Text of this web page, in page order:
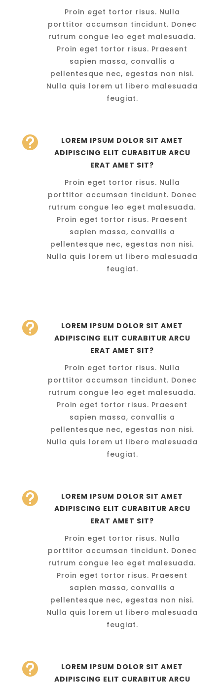
Proin eget tortor risus. Nulla
porttitor accumsan tincidunt. Donec
rutrum congue leo eget malesuada.
Proin eget tortor risus. Praesent
sapien massa, convallis a
pellentesque nec, egestas non nisi.
Nulla quis lorem ut libero malesuada
feugiat.

LOREM IPSUM DOLOR SIT AMET
ADIPISCING ELIT CURABITUR ARCU
ERAT AMET SIT?
Proin eget tortor risus. Nulla
porttitor accumsan tincidunt. Donec
rutrum congue leo eget malesuada.
Proin eget tortor risus. Praesent
sapien massa, convallis a
pellentesque nec, egestas non nisi.
Nulla quis lorem ut libero malesuada
feugiat.

LOREM IPSUM DOLOR SIT AMET
ADIPISCING ELIT CURABITUR ARCU
ERAT AMET SIT?
Proin eget tortor risus. Nulla
porttitor accumsan tincidunt. Donec
rutrum congue leo eget malesuada.
Proin eget tortor risus. Praesent
sapien massa, convallis a
pellentesque nec, egestas non nisi.
Nulla quis lorem ut libero malesuada
feugiat.

LOREM IPSUM DOLOR SIT AMET
ADIPISCING ELIT CURABITUR ARCU
ERAT AMET SIT?
Proin eget tortor risus. Nulla
porttitor accumsan tincidunt. Donec
rutrum congue leo eget malesuada.
Proin eget tortor risus. Praesent
sapien massa, convallis a
pellentesque nec, egestas non nisi.
Nulla quis lorem ut libero malesuada
feugiat.

LOREM IPSUM DOLOR SIT AMET
ADIPISCING ELIT CURABITUR ARCU